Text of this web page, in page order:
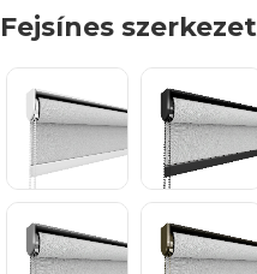
Fejsínes szerkezet